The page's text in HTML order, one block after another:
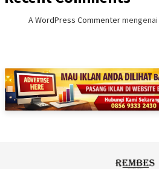
A WordPress Commentermengenai